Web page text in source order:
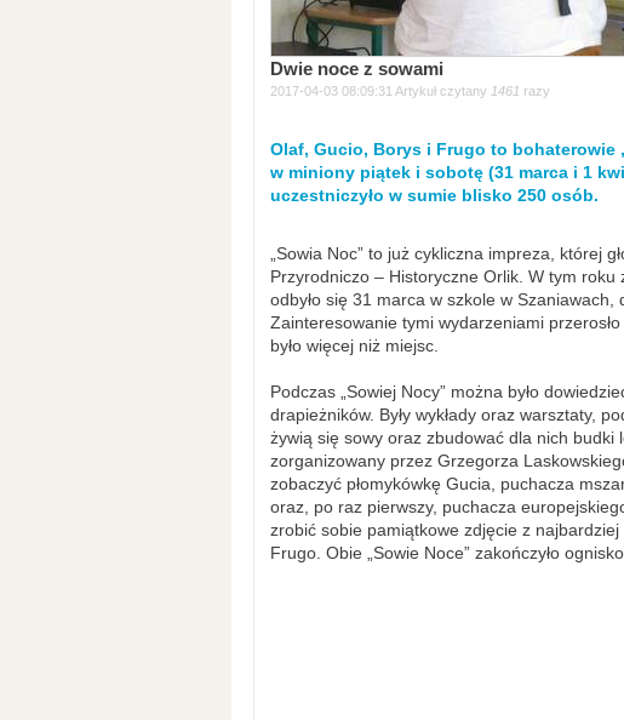
Dwie noce z sowami
2017-04-03 08:09:31 Artykuł czytany 1461 razy
Olaf, Gucio, Borys i Frugo to bohaterowie
w miniony piątek i sobotę (31 marca i 1
uczestniczyło w sumie blisko 250 osób.
„Sowia Noc” to już cykliczna impreza, której
Przyrodniczo – Historyczne Orlik. W tym
odbyło się 31 marca w szkole w Szaniawach,
Zainteresowanie tymi wydarzeniami
było więcej niż miejsc.
Podczas „Sowiej Nocy” można było
drapieżników. Były wykłady oraz warsztaty,
żywią się sowy oraz zbudować dla nich budki
zorganizowany przez Grzegorza
zobaczyć płomykówkę Gucia, puchacza
oraz, po raz pierwszy, puchacza
zrobić sobie pamiątkowe zdjęcie z
Frugo. Obie „Sowie Noce” zakończyło